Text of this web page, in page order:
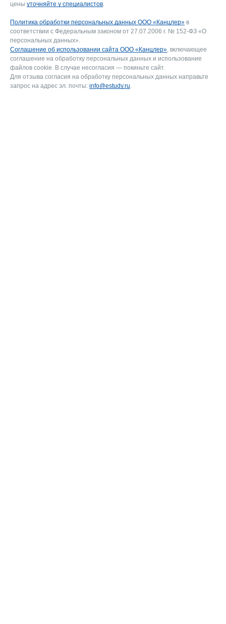
цены уточняйте у специалистов.
Политика обработки персональных данных ООО «Канцлер» в
соответствии с Федеральным законом от 27.07.2006 г. № 152-ФЗ «О
персональных данных».
Соглашение об использовании сайта ООО «Канцлер», включающее
соглашение на обработку персональных данных и использование
файлов cookie. В случае несогласия — покиньте сайт.
Для отзыва согласия на обработку персональных данных направьте
запрос на адрес эл. почты: info@estudy.ru.